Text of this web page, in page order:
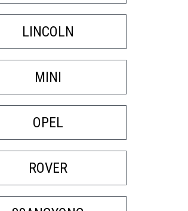
LINCOLN
MINI
OPEL
ROVER